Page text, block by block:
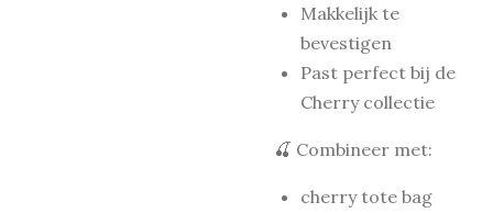
Makkelijk te
bevestigen
Past perfect bij de
Cherry collectie
🍒 Combineer met:
cherry tote bag